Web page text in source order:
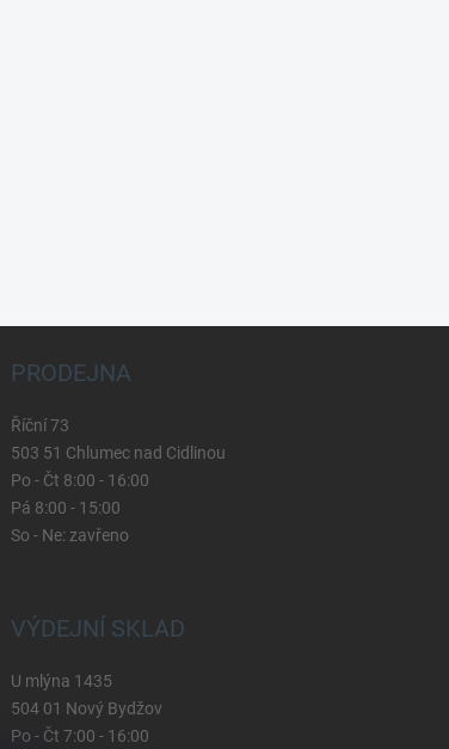
PRODEJNA
Říční 73
503 51 Chlumec nad Cidlinou
Po - Čt 8:00 - 16:00
Pá 8:00 - 15:00
So - Ne: zavřeno
VÝDEJNÍ SKLAD
U mlýna 1435
504 01 Nový Bydžov
Po - Čt 7:00 - 16:00